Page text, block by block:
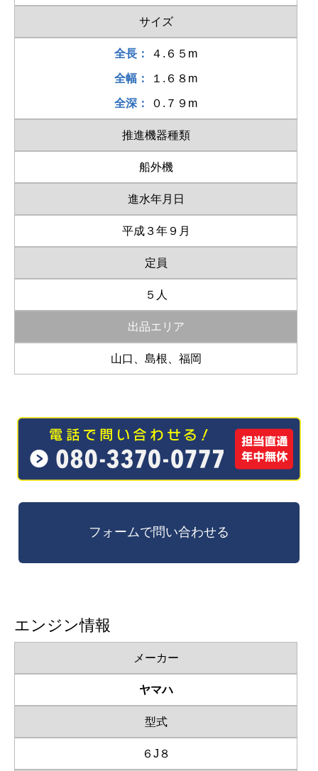
サイズ
全長： ４.６５m
全幅： １.６８m
全深： ０.７９m
推進機器種類
船外機
進水年月日
平成３年９月
定員
５人
出品エリア
山口、島根、福岡
エンジン情報
メーカー
ヤマハ
型式
６J８